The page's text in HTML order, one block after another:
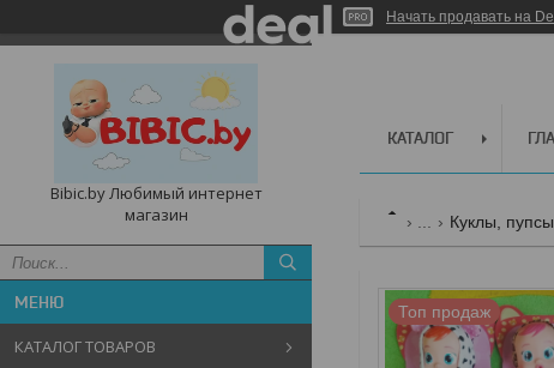
Начать продавать на
Bibic.by Любимый интернет
магазин
КАТАЛОГ ТОВАРОВ
КАТАЛОГ
Куклы,
Топ продаж